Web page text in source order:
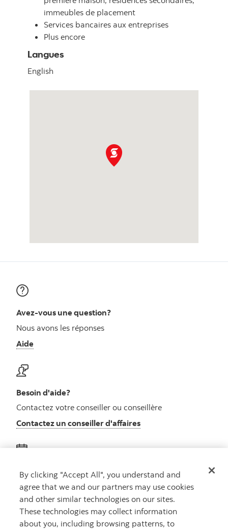
immeubles de placement
Services bancaires aux entreprises
Plus encore
Langues
English
Avez-vous une question?
Nous avons les réponses
Aide
Besoin d'aide?
Contactez votre conseiller ou conseillère
Contactez un conseiller d'affaires
Obtenez des conseils
Rencontrez un conseiller
Prenez rendez-vous
By clicking "Accept All", you understand and
agree that we and our partners may use cookies
and other similar technologies on our sites.
These technologies may collect information
about you, including browsing patterns, to